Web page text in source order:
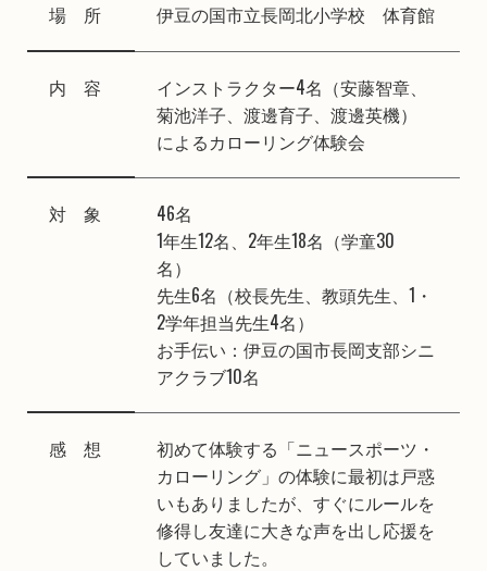
場 所 伊豆の国市立長岡北小学校 体育館
内 容
インストラクター4名（安藤智章、
菊池洋子、渡邊育子、渡邊英機）
によるカローリング体験会
対 象
46名
1年生12名、2年生18名（学童30
名）
先生6名（校長先生、教頭先生、1・
2学年担当先生4名）
お手伝い：伊豆の国市長岡支部シニ
アクラブ10名
感 想
初めて体験する「ニュースポーツ・
カローリング」の体験に最初は戸惑
いもありましたが、すぐにルールを
修得し友達に大きな声を出し応援を
していました。